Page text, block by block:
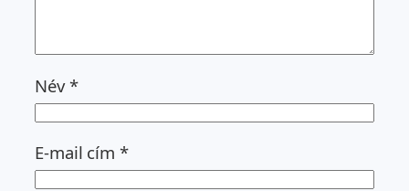
Név*
E-mail cím *